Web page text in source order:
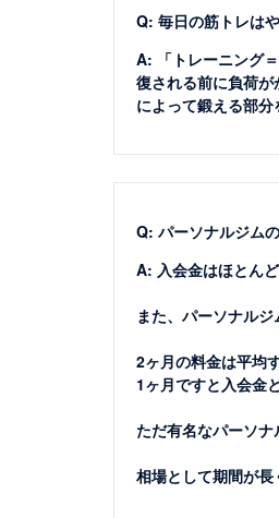
Q: 毎日の筋トレは
A: 「トレーニング
復される前に負荷
によって鍛える部分
Q: パーソナルジム
A: 入会金はほとん
また、パーソナル
2ヶ月の料金は平均
1ヶ月ですと入会金
ただ有名なパーソナ
相場として期間が長